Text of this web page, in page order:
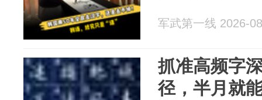
军武第一线 2026-
抓准高频字
径，半月就